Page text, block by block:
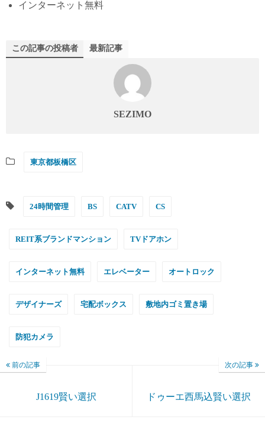
インターネット無料
この記事の投稿者 最新記事
SEZIMO
東京都板橋区
24時間管理 BS CATV CS
REIT系ブランドマンション TVドアホン
インターネット無料 エレベーター オートロック
デザイナーズ 宅配ボックス 敷地内ゴミ置き場
防犯カメラ
前の記事
J1619賢い選択
次の記事
ドゥーエ西馬込賢い選択